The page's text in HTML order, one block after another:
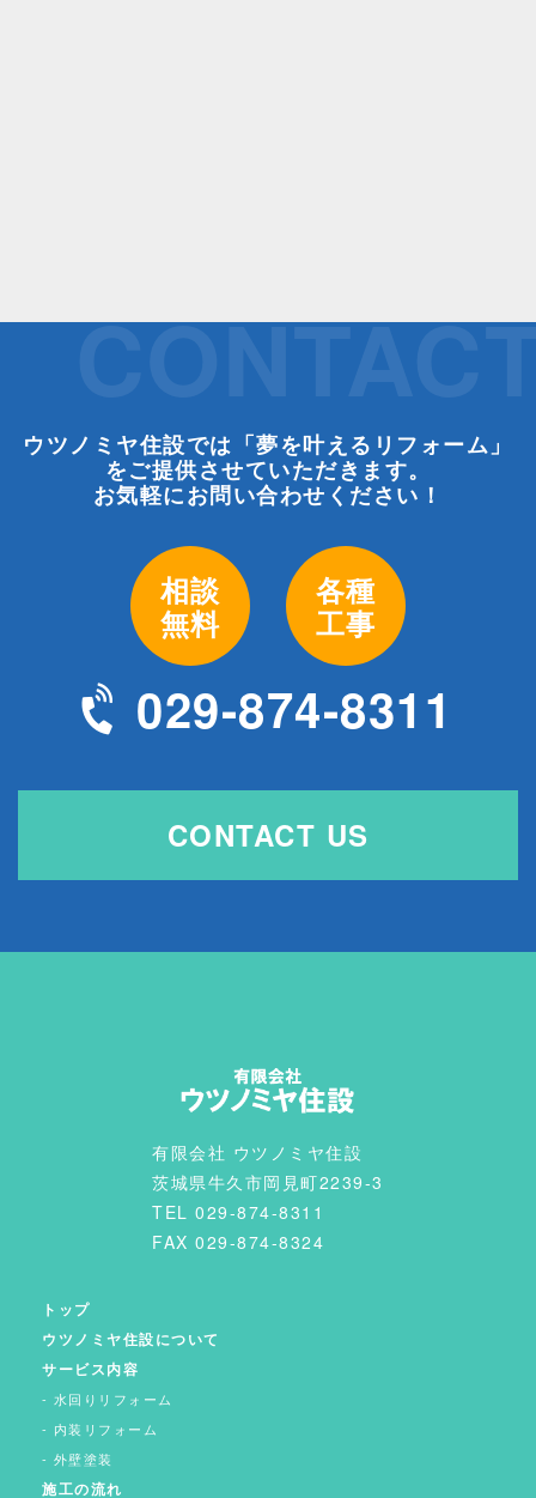
ウツノミヤ住設では「夢を叶えるリフォーム」
をご提供させていただきます。
お気軽にお問い合わせください！
相談
無料
各種
工事
029-874-8311
CONTACT US
有限会社 ウツノミヤ住設
茨城県牛久市岡見町2239-3
TEL 029-874-8311
FAX 029-874-8324
トップ
ウツノミヤ住設について
サービス内容
水回りリフォーム
内装リフォーム
外壁塗装
施工の流れ